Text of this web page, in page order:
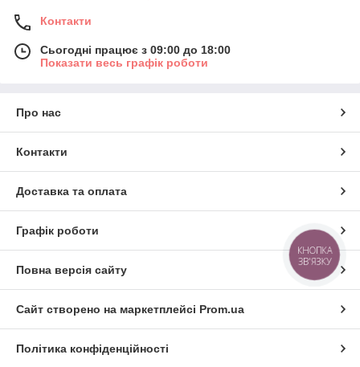
Контакти
Сьогодні працює з 09:00 до 18:00
Показати весь графік роботи
Про нас
Контакти
Доставка та оплата
Графік роботи
Повна версія сайту
Сайт створено на маркетплейсі Prom.ua
Політика конфіденційності
КНОПКА
ЗВ'ЯЗКУ